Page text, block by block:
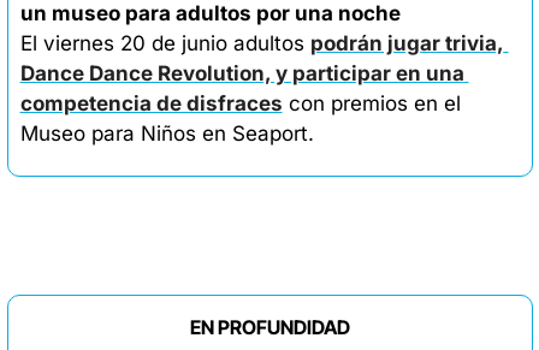
un museo para adultos por una noche
El viernes 20 de junio adultos podrán jugar trivia,
Dance Dance Revolution, y participar en una
competencia de disfraces con premios en el
Museo para Niños en Seaport.
EN PROFUNDIDAD